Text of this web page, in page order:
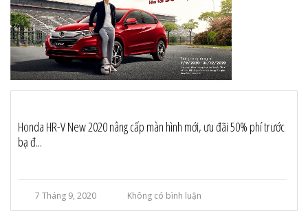
Honda HR-V New 2020 nâng cấp màn hình mới, ưu đãi 50% phí trước
bạ đ...
7 Tháng 9, 2020 Không có bình luận